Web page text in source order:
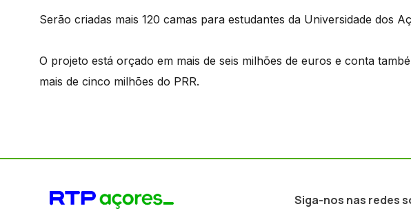
Serão criadas mais 120 camas para estudantes da Universidade dos
O projeto está orçado em mais de seis milhões de euros e conta
mais de cinco milhões do PRR.
Siga-nos nas redes